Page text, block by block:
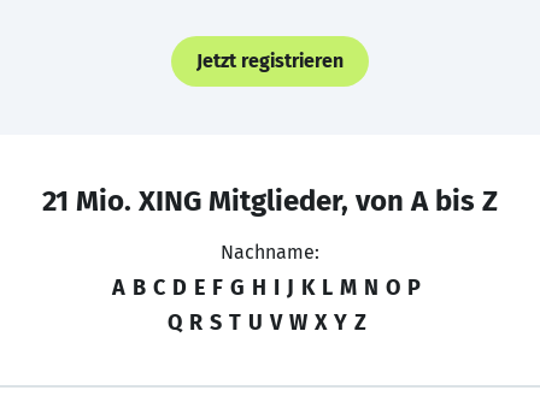
Jetzt registrieren
21 Mio. XING Mitglieder, von A bis Z
Nachname:
A B C D E F G H I J K L M N O P
Q R S T U V W X Y Z